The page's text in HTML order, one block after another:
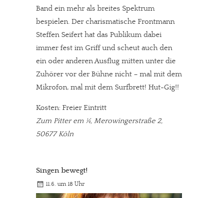
Band ein mehr als breites Spektrum
bespielen. Der charismatische Frontmann
Steffen Seifert hat das Publikum dabei
immer fest im Griff und scheut auch den
ein oder anderen Ausflug mitten unter die
Zuhörer vor der Bühne nicht – mal mit dem
Mikrofon, mal mit dem Surfbrett! Hut-Gig!!
Kosten: Freier Eintritt
Zum Pitter em ¼, Merowingerstraße 2,
50677 Köln
Singen bewegt!
11.6. um 18 Uhr